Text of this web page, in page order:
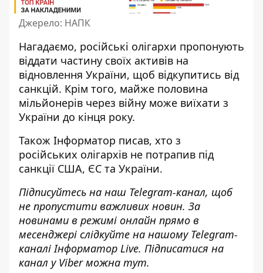
Джерело: НАПК
Нагадаємо, російські олігархи пропонують
віддати частину своїх активів на
відновлення України, щоб відкупитись від
санкцій. Крім того, майже половина
мільйонерів через війну може виїхати з
України до кінця року.
Також Інформатор писав, хто з
російських олігархів не потрапив під
санкції США, ЄС та України.
Підписуйтесь на наш Telegram-канал, щоб
не пропустити важливих новин. За
новинами в режимі онлайн прямо в
месенджері слідкуйте на нашому Telegram-
каналіІнформатор Live. Підписатися на
канал у Viber можна тут.